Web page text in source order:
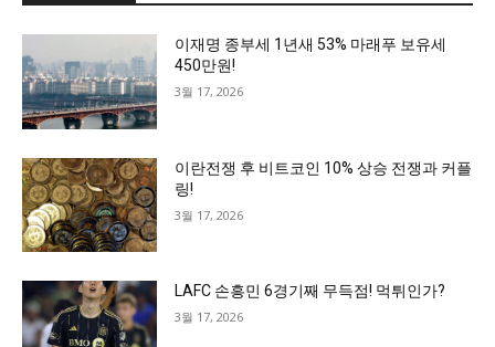
이재명 종부세 1년새 53% 마래푸 보유세
450만원!
3월 17, 2026
이란전쟁 후 비트코인 10% 상승 전쟁과 커플
링!
3월 17, 2026
LAFC 손흥민 6경기째 무득점! 먹튀인가?
3월 17, 2026